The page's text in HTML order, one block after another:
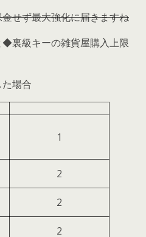
せず最大強化に届きますね
裏級キーの雑貨屋購入上限
場合
1
2
2
2